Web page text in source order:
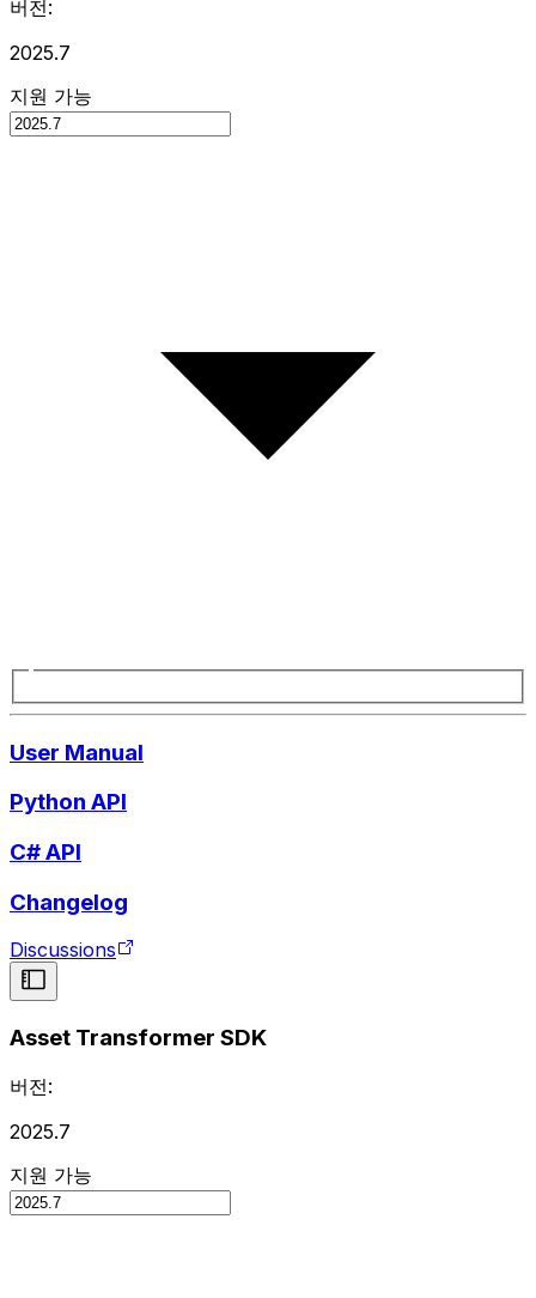
버전:
2025.7
지원 가능
User Manual
Python API
C# API
Changelog
Discussions
Asset Transformer SDK
버전:
2025.7
지원 가능